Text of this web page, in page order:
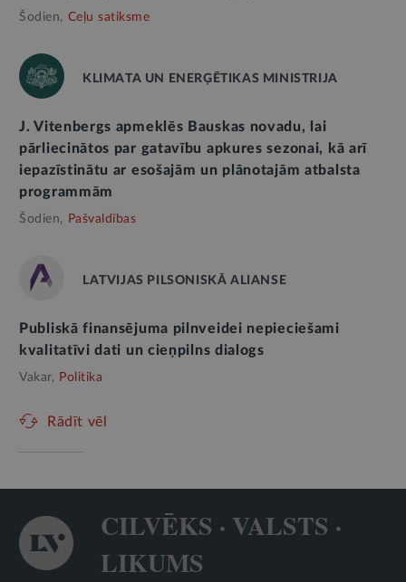
Šodien, Ceļu satiksme
KLIMATA UN ENERĢĒTIKAS MINISTRIJA
J. Vitenbergs apmeklēs Bauskas novadu, lai
pārliecinātos par gatavību apkures sezonai, kā arī
iepazīstinātu ar esošajām un plānotajām atbalsta
programmām
Šodien, Pašvaldības
LATVIJAS PILSONISKĀ ALIANSE
Publiskā finansējuma pilnveidei nepieciešami
kvalitatīvi dati un cieņpilns dialogs
Vakar, Politika
Rādīt vēl
CILVĒKS · VALSTS ·
LIKUMS